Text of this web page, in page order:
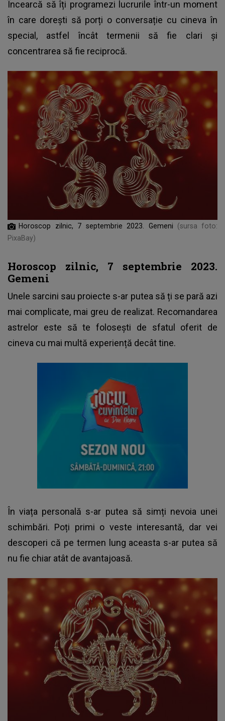
Încearcă să îți programezi lucrurile într-un moment
în care dorești să porți o conversație cu cineva în
special, astfel încât termenii să fie clari și
concentrarea să fie reciprocă.
Horoscop zilnic, 7 septembrie 2023. Gemeni
(sursa foto:
PixaBay)
Horoscop zilnic, 7 septembrie 2023.
Gemeni
Unele sarcini sau proiecte s-ar putea să ți se pară azi
mai complicate, mai greu de realizat. Recomandarea
astrelor este să te folosești de sfatul oferit de
cineva cu mai multă experiență decât tine.
În viața personală s-ar putea să simți nevoia unei
schimbări. Poți primi o veste interesantă, dar vei
descoperi că pe termen lung aceasta s-ar putea să
nu fie chiar atât de avantajoasă.